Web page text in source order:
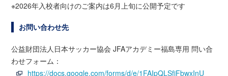
※2026年入校者向けのご案内は6月上旬に公開予定です
お問い合わせ先
公益財団法人日本サッカー協会 JFAアカデミー福島専用 問い合
わせフォーム：
https://docs.google.com/forms/d/e/1FAIpQLSfjFbwxInU